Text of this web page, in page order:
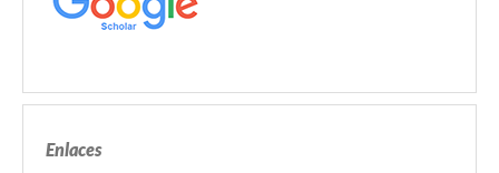
Enlaces